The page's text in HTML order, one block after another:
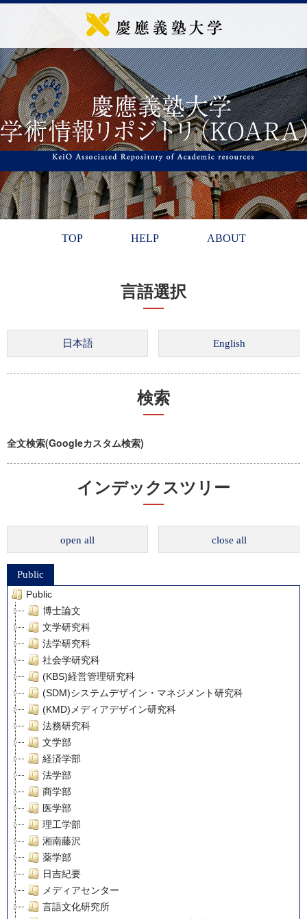
TOP HELP ABOUT
言語選択
検索
全文検索(Googleカスタム検索)
インデックスツリー
open all close all
Public
Public
博士論文
文学研究科
法学研究科
社会学研究科
(KBS)経営管理研究科
(SDM)システムデザイン・マネジメント研究科
(KMD)メディアデザイン研究科
法務研究科
文学部
経済学部
法学部
商学部
医学部
理工学部
湘南藤沢
薬学部
日吉紀要
メディアセンター
言語文化研究所